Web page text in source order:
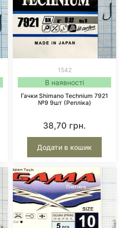
1542
В наявності
Гачки Shimano Technium 7921
№9 9шт (репліка)
38,70 грн.
Додати в кошик